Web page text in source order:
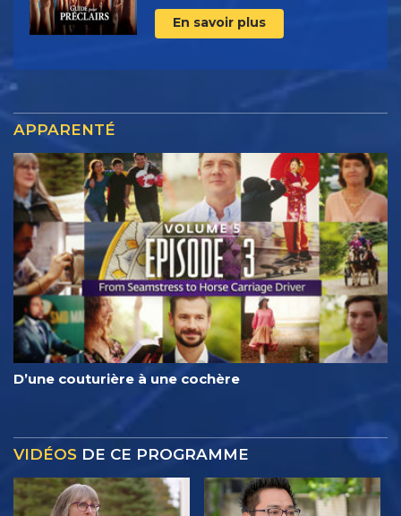
En savoir plus
APPARENTÉ
D’une couturière à une cochère
VIDÉOS DE CE PROGRAMME